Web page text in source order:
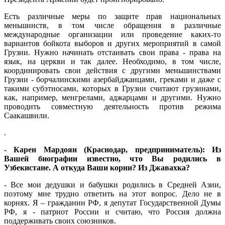
Есть различные меры по защите прав национальных
меньшинств, в том числе обращения в различные
международные организации или проведение каких-то
вариантов бойкота выборов и других мероприятий в самой
Грузии. Нужно начинать отстаивать свои права - права на
язык, на церкви и так далее. Необходимо, в том числе,
координировать свои действия с другими меньшинствами
Грузии - борчалинскими азербайджанцами, греками и даже с
такими субэтносами, которых в Грузии считают грузинами,
как, например, менгрелами, аджарцами и другими. Нужно
проводить совместную деятельность против режима
Саакашвили.
.
- Карен Мардоян (Краснодар, предприниматель): Из
Вашей биографии известно, что Вы родились в
Узбекистане. А откуда Ваши корни? Из Джавахка?
- Все мои дедушки и бабушки родились в Средней Азии,
поэтому мне трудно ответить на этот вопрос. Дело не в
корнях. Я – гражданин РФ, я депутат Государственной Думы
РФ, я - патриот России и считаю, что Россия должна
поддерживать своих союзников.